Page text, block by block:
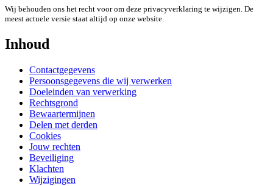
Wij behouden ons het recht voor om deze privacyverklaring te wijzigen. De
meest actuele versie staat altijd op onze website.
Inhoud
Contactgegevens
Persoonsgegevens die wij verwerken
Doeleinden van verwerking
Rechtsgrond
Bewaartermijnen
Delen met derden
Cookies
Jouw rechten
Beveiliging
Klachten
Wijzigingen